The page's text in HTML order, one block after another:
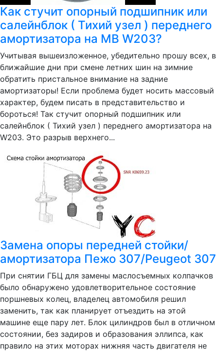
Как стучит опорный подшипник или
салейнблок ( Тихий узел ) переднего
амортизатора на MB W203?
Учитывая вышеизложенное, убедительно прошу всех, в
ближайшие дни при смене летних шин на зимние
обратить пристальное внимание на задние
амортизаторы! Если проблема будет носить массовый
характер, будем писать в представительство и
бороться! Так стучит опорный подшипник или
салейнблок ( Тихий узел ) переднего амортизатора на
W203. Это разрыв верхнего...
Замена опоры передней стойки/
амортизатора Пежо 307/Peugeot 307
При снятии ГБЦ для замены маслосъемных колпачков
было обнаружено удовлетворительное состояние
поршневых колец, владелец автомобиля решил
заменить, так как планирует отъездить на этой
машине еще пару лет. Блок цилиндров был в отличном
состоянии, без задиров и образования эллипса, как
правило на этих моторах нижняя часть двигателя не